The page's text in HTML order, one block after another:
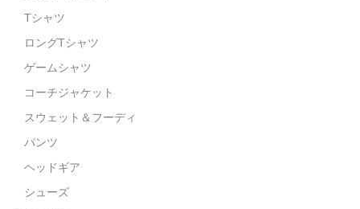
全商品（ORIGINAL）
ハニーカムトライプ
天ぷらまめすけ
C D / D V D
Tシャツ
ロングTシャツ
ゲームシャツ
コーチジャケット
スウェット＆フーディ
パンツ
ヘッドギア
シューズ